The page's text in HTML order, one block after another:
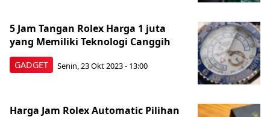
GADGET
5 Jam Tangan Rolex Harga 1 juta
yang Memiliki Teknologi Canggih
Senin, 23 Okt 2023 - 13:00
Harga Jam Rolex Automatic Pilihan